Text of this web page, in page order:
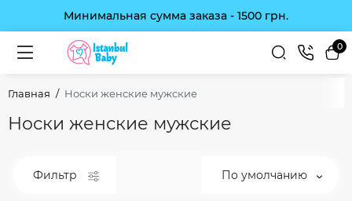
Минимальная сумма заказа - 1500 грн.
0
Главная Носки женские мужские
Носки женские мужские
Фильтр По умолчанию